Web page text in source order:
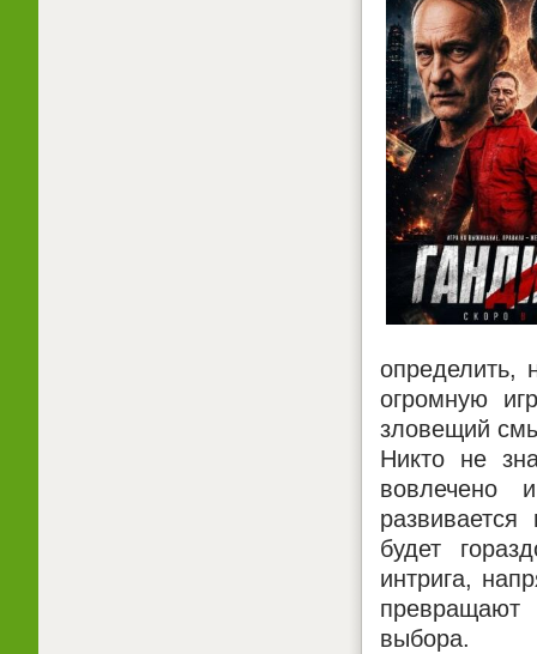
определить,
огромную
зловещий
Никто не
вовлечено
будет
интрига,
превращают
выбора.